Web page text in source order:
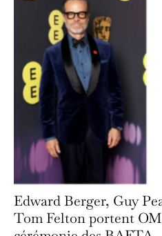
Edward Berger, Guy
Tom Felton portent